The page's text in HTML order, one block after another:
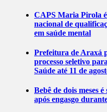
CAPS Maria Pirola
nacional de
em saúde mental
Prefeitura de Araxá
processo seletivo
Saúde até 11 de
Bebê de dois meses
após engasgo